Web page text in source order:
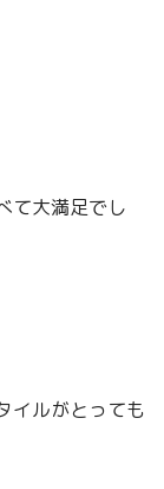
て大満足でし
イルがとっても